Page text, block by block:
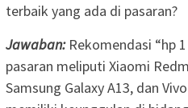
terbaik yang ada di pasaran?
Jawaban:Rekomendasi “hp
pasaran meliputi Xiaomi
Samsung Galaxy A13, dan